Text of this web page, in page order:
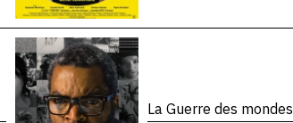
La Guerre des mondes